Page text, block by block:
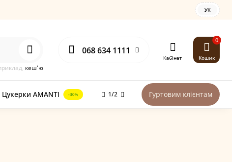
УК
068 634 1111
кеш'ю
Кабінет
0
Кошик
Цукерки AMANTI -30% 1/2 Гуртовим клієнтам